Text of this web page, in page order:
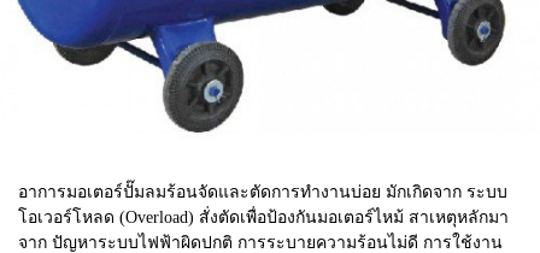
อาการมอเตอร์ปั๊มลมร้อนจัดและตัดการทำงานบ่อย มักเกิดจาก ระบบ
โอเวอร์โหลด (Overload) สั่งตัดเพื่อป้องกันมอเตอร์ไหม้ สาเหตุหลักมา
จาก ปัญหาระบบไฟฟ้าผิดปกติ การระบายความร้อนไม่ดี การใช้งาน